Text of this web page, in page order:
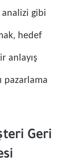
gibi
hedef
anlayış
pazarlama
Geri